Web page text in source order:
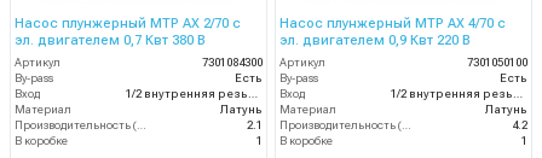
Насос плунжерный MTP AX 2/70 с
эл. двигателем 0,7 Квт 380 В
Артикул
7301084300
By-pass
Есть
Вход
Материал
Латунь
2.1
В коробке
1
Насос плунжерный MTP AX 4/70 с
эл. двигателем 0,9 Квт 220 В
Артикул
7301050100
By-pass
Есть
Вход
Материал
Латунь
4.2
В коробке
1